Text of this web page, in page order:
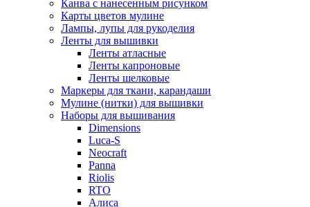
Канва с нанесенным рисунком
Карты цветов мулине
Лампы, лупы для рукоделия
Ленты для вышивки
Ленты атласные
Ленты капроновые
Ленты шелковые
Маркеры для ткани, карандаши
Мулине (нитки) для вышивки
Наборы для вышивания
Dimensions
Luca-S
Neocraft
Panna
Riolis
RTO
Алиса